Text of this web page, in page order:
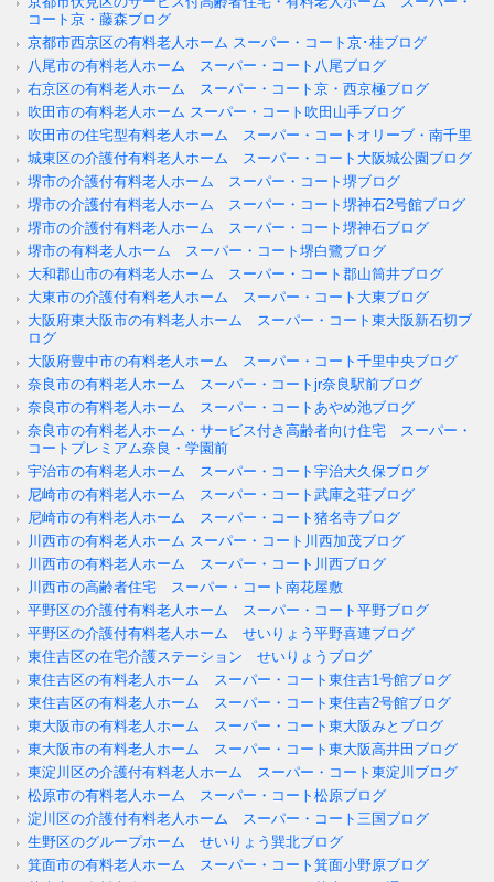
コート京・藤森ブログ
京都市西京区の有料老人ホーム スーパー・コート京･桂ブログ
八尾市の有料老人ホーム スーパー・コート八尾ブログ
右京区の有料老人ホーム スーパー・コート京・西京極ブログ
吹田市の有料老人ホーム スーパー・コート吹田山手ブログ
吹田市の住宅型有料老人ホーム スーパー・コートオリーブ・南千里
城東区の介護付有料老人ホーム スーパー・コート大阪城公園ブログ
堺市の介護付有料老人ホーム スーパー・コート堺ブログ
堺市の介護付有料老人ホーム スーパー・コート堺神石2号館ブログ
堺市の介護付有料老人ホーム スーパー・コート堺神石ブログ
堺市の有料老人ホーム スーパー・コート堺白鷺ブログ
大和郡山市の有料老人ホーム スーパー・コート郡山筒井ブログ
大東市の介護付有料老人ホーム スーパー・コート大東ブログ
大阪府東大阪市の有料老人ホーム スーパー・コート東大阪新石切ブ
ログ
大阪府豊中市の有料老人ホーム スーパー・コート千里中央ブログ
奈良市の有料老人ホーム スーパー・コートjr奈良駅前ブログ
奈良市の有料老人ホーム スーパー・コートあやめ池ブログ
奈良市の有料老人ホーム・サービス付き高齢者向け住宅 スーパー・
コートプレミアム奈良・学園前
宇治市の有料老人ホーム スーパー・コート宇治大久保ブログ
尼崎市の有料老人ホーム スーパー・コート武庫之荘ブログ
尼崎市の有料老人ホーム スーパー・コート猪名寺ブログ
川西市の有料老人ホーム スーパー・コート川西加茂ブログ
川西市の有料老人ホーム スーパー・コート川西ブログ
川西市の高齢者住宅 スーパー・コート南花屋敷
平野区の介護付有料老人ホーム スーパー・コート平野ブログ
平野区の介護付有料老人ホーム せいりょう平野喜連ブログ
東住吉区の在宅介護ステーション せいりょうブログ
東住吉区の有料老人ホーム スーパー・コート東住吉1号館ブログ
東住吉区の有料老人ホーム スーパー・コート東住吉2号館ブログ
東大阪市の有料老人ホーム スーパー・コート東大阪みとブログ
東大阪市の有料老人ホーム スーパー・コート東大阪高井田ブログ
東淀川区の介護付有料老人ホーム スーパー・コート東淀川ブログ
松原市の有料老人ホーム スーパー・コート松原ブログ
淀川区の介護付有料老人ホーム スーパー・コート三国ブログ
生野区のグループホーム せいりょう巽北ブログ
箕面市の有料老人ホーム スーパー・コート箕面小野原ブログ